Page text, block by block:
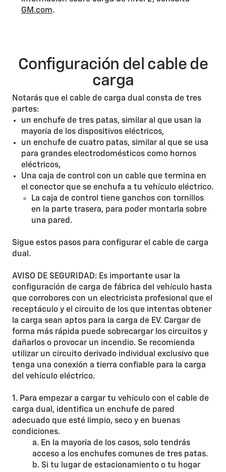
GM.com.
Configuración del cable de
carga
Notarás que el cable de carga dual consta de tres
partes:
un enchufe de tres patas, similar al que usan la
mayoría de los dispositivos eléctricos,
un enchufe de cuatro patas, similar al que se usa
para grandes electrodomésticos como hornos
eléctricos,
Una caja de control con un cable que termina en
el conector que se enchufa a tu vehículo eléctrico.
La caja de control tiene ganchos con tornillos
en la parte trasera, para poder montarla sobre
una pared.
Sigue estos pasos para configurar el cable de carga
dual.
AVISO DE SEGURIDAD: Es importante usar la
configuración de carga de fábrica del vehículo hasta
que corrobores con un electricista profesional que el
receptáculo y el circuito de los que intentas obtener
la carga sean aptos para la carga de EV. Cargar de
forma más rápida puede sobrecargar los circuitos y
dañarlos o provocar un incendio. Se recomienda
utilizar un circuito derivado individual exclusivo que
tenga una conexión a tierra confiable para la carga
del vehículo eléctrico.
1. Para empezar a cargar tu vehículo con el cable de
carga dual, identifica un enchufe de pared
adecuado que esté limpio, seco y en buenas
condiciones.
a. En la mayoría de los casos, solo tendrás
acceso a los enchufes comunes de tres patas.
b. Si tu lugar de estacionamiento o tu hogar